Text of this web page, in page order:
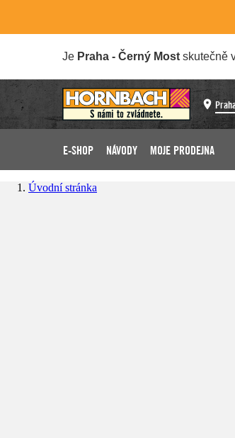
Je Praha - Černý Most skutečně
E-SHOP NÁVODY MOJE PRODEJNA
Úvodní stránka